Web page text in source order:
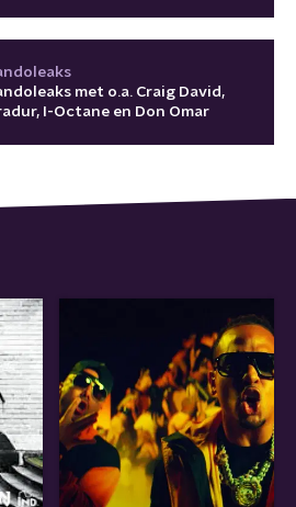
met o.a. Craig David,
I-Octane en Don Omar